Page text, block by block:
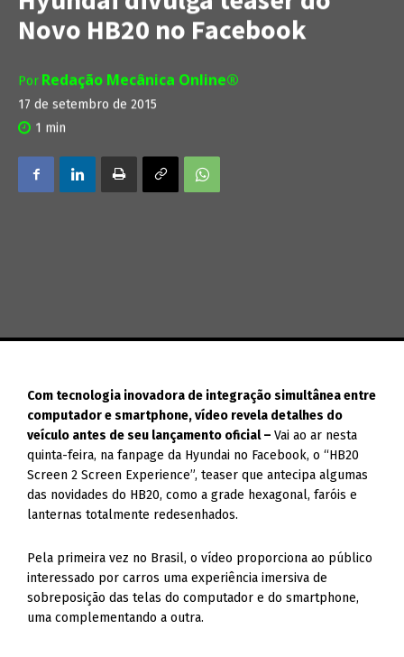
Novo HB20 no Facebook
Por Redação Mecânica Online®
17 de setembro de 2015
1 min
Com tecnologia inovadora de integração simultânea entre
computador e smartphone, vídeo revela detalhes do
veículo antes de seu lançamento oficial –Vai ao ar nesta
quinta-feira, na fanpage da Hyundai no Facebook, o “HB20
Screen 2 Screen Experience”, teaser que antecipa algumas
das novidades do HB20, como a grade hexagonal, faróis e
lanternas totalmente redesenhados.
Pela primeira vez no Brasil, o vídeo proporciona ao público
interessado por carros uma experiência imersiva de
sobreposição das telas do computador e do smartphone,
uma complementando a outra.